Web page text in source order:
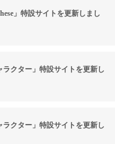
」特設サイトを更新しまし
ラクター」特設サイトを更新し
ラクター」特設サイトを更新し